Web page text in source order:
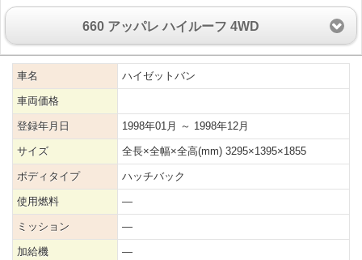
660 アッパレ ハイルーフ 4WD
車名 ハイゼットバン
車両価格
登録年月日 1998年01月 ～ 1998年12月
サイズ 全長×全幅×全高(mm) 3295×1395×1855
ボディタイプ ハッチバック
使用燃料 ―
ミッション ―
加給機 ―